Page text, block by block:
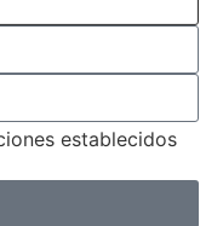
establecidos